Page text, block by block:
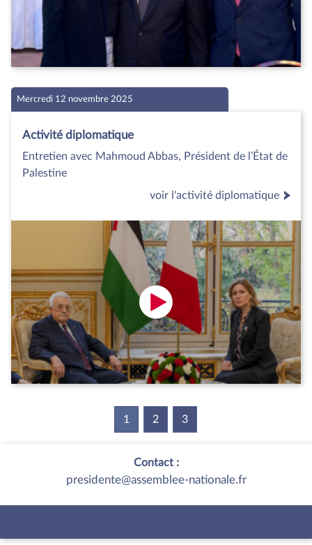
Mercredi 12 novembre 2025
Activité diplomatique
Entretien avec Mahmoud Abbas, Président de l’État de
Palestine
voir l'activité diplomatique
1 (current)
2 3
Contact :
presidente@assemblee-nationale.fr